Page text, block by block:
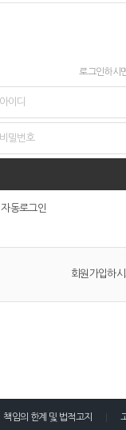
로그인하시
자동로그인
회원가입하
책임의 한계 및 법적고지